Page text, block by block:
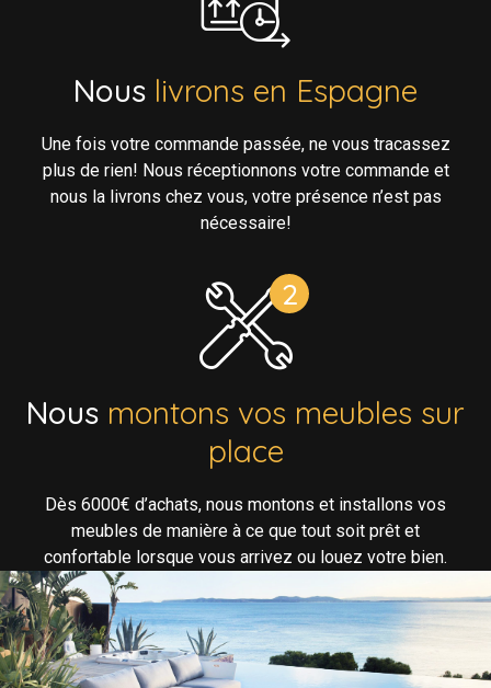
Nous livrons en Espagne
Une fois votre commande passée, ne vous tracassez
plus de rien! Nous réceptionnons votre commande et
nous la livrons chez vous, votre présence n’est pas
nécessaire!
Nous montons vos meubles sur
place
Dès 6000€ d’achats, nous montons et installons vos
meubles de manière à ce que tout soit prêt et
confortable lorsque vous arrivez ou louez votre bien.